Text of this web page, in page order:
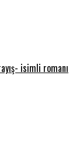
isimli romanı